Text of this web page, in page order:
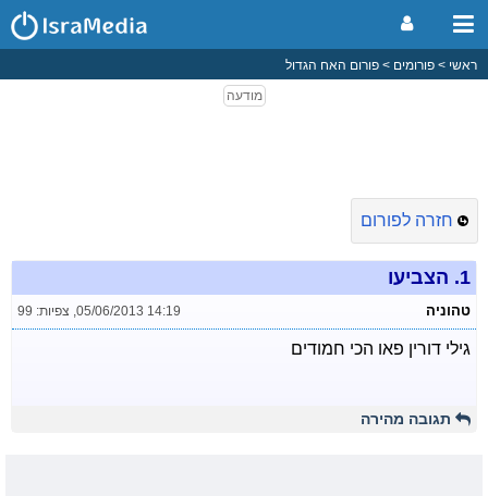
ראשי פורומים פורום האח הגדול
חזרה לפורום
1. הצביעו
טהוניה 05/06/2013 14:19
, צפיות: 99
גילי דורין פאו הכי חמודים
תגובה מהירה